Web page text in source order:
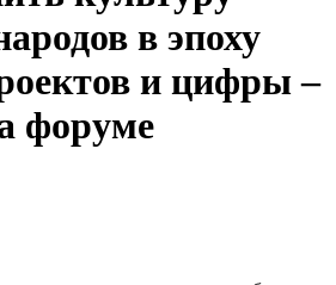
в эпоху
и цифры –
форуме